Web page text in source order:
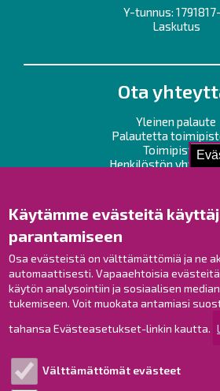
Käytämme evästeitä
parantamiseen
Osa evästeistä on välttämättömiä ja ne
automaattisesti. Vapaaehtoisia
käytön analysointiin ja sosiaalisen
tukemiseen. Voit muokata antamiasi
tahansa Evästeasetukset-linkin kautta.
Välttämättömät evästeet
Y-tunnus:
Laskutus
Ota
Yleinen palaute
Palautetta
Toimipisteet
Henkilöstön
Raahe
Raahe Instagramissa
Raahe LinkedInissä
Raahe YouTubessa
Esityslistat ja